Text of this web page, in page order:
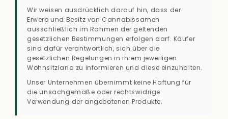
Wir weisen ausdrücklich darauf hin, dass der
Erwerb und Besitz von Cannabissamen
ausschließlich im Rahmen der geltenden
gesetzlichen Bestimmungen erfolgen darf. Käufer
sind dafür verantwortlich, sich über die
gesetzlichen Regelungen in ihrem jeweiligen
Wohnsitzland zu informieren und diese einzuhalten.
Unser Unternehmen übernimmt keine Haftung für
die unsachgemäße oder rechtswidrige
Verwendung der angebotenen Produkte.